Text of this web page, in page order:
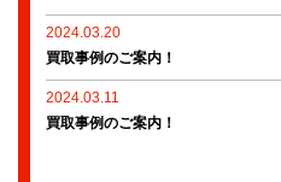
2024.03.20
買取事例のご案内！
2024.03.11
買取事例のご案内！